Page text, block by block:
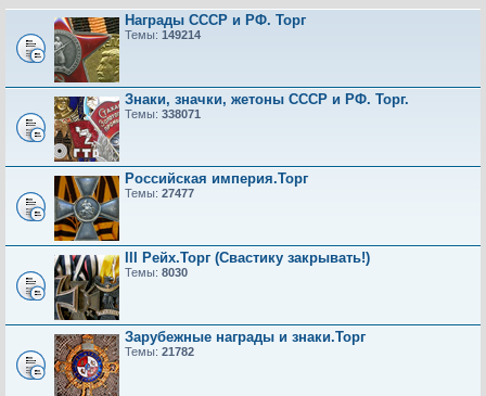
Награды СССР и РФ. Торг
Темы: 149214
Знаки, значки, жетоны СССР и РФ. Торг.
Темы: 338071
Российская империя.Торг
Темы: 27477
III Рейх.Торг (Свастику закрывать!)
Темы: 8030
Зарубежные награды и знаки.Торг
Темы: 21782